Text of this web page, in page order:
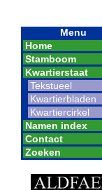
Menu
Home
Stamboom
Kwartierstaat
Tekstueel
Kwartierbladen
Kwartiercirkel
Namen index
Contact
Zoeken